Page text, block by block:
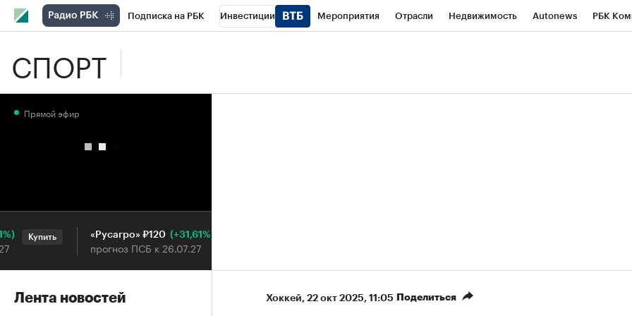
Подписка на РБК Инвестиции Мероприятия Отрасли Недвижимость Autonews РБК
СПОРТ
Хоккей⁠, 22 окт 2025, 11:05 Поделиться
Прямой эфир
Купить «Русагро» ₽120 (+31,61%)
прогноз ПСБ к 26.07.27
Купить
Лента новостей